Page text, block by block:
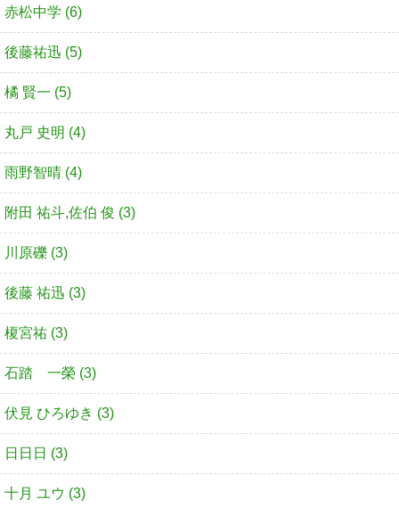
赤松中学 (6)
後藤祐迅 (5)
橘 賢一 (5)
丸戸 史明 (4)
雨野智晴 (4)
附田 祐斗,佐伯 俊 (3)
川原礫 (3)
後藤 祐迅 (3)
榎宮祐 (3)
石踏 一榮 (3)
伏見 ひろゆき (3)
日日日 (3)
十月 ユウ (3)